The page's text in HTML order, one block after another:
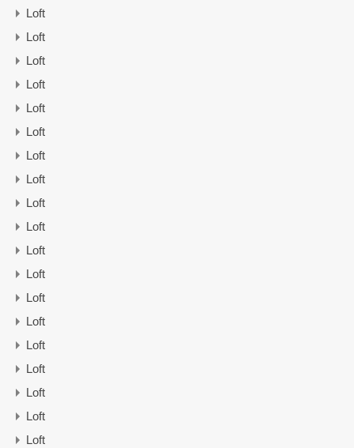
Loft
Loft
Loft
Loft
Loft
Loft
Loft
Loft
Loft
Loft
Loft
Loft
Loft
Loft
Loft
Loft
Loft
Loft
Loft